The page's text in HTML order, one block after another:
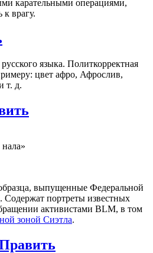
карательными операциями,
к врагу.
языка. Политкорректная
цвет афро, Афрослив,
т. д.
выпущенные Федеральной
. Содержат портреты известных
активистами BLM, в том
зоной Сиэтла.